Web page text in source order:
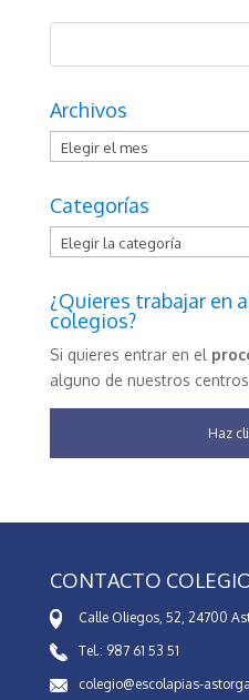
Archivos
Archivos
Categorías
Categorías
¿Quieres trabajar en
colegios?
Si quieres entrar en el
alguno de nuestros
Haz
CONTACTO
Calle Oliegos, 52, 24700
Tel.: 987 61 53 51
colegio@escolapias-